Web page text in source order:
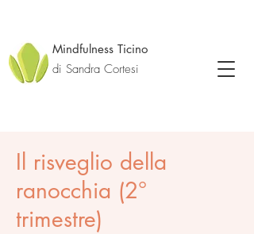
Mindfulness Ticino
di Sandra Cortesi
Il risveglio della
ranocchia (2°
trimestre)